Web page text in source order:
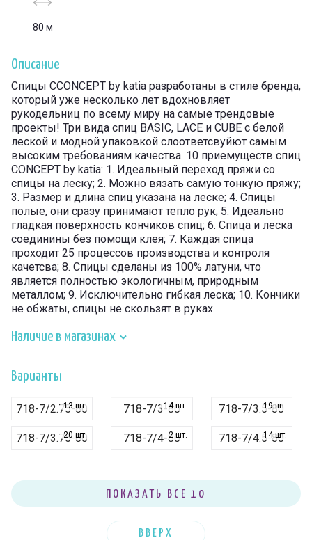
80 м
Описание
Спицы CCONCEPT by katia разработаны в стиле бренда,
который уже несколько лет вдохновляет
рукодельниц по всему миру на самые трендовые
проекты! Три вида спиц BASIC, LACE и CUBE с белой
леской и модной упаковкой слоответсвуйют самым
высоким требованиям качества. 10 приемуществ спиц
CONCEPT by katia: 1. Идеальный переход пряжи со
спицы на леску; 2. Можно вязать самую тонкую пряжу;
3. Размер и длина спиц указана на леске; 4. Спицы
полые, они сразу принимают тепло рук; 5. Идеально
гладкая поверхность кончиков спиц; 6. Спица и леска
соединины без помощи клея; 7. Каждая спица
проходит 25 процессов производства и контроля
качетсва; 8. Спицы сделаны из 100% латуни, что
является полностью экологичным, природным
металлом; 9. Исключительно гибкая леска; 10. Кончики
не обжаты, спицы не скользят в руках.
Наличие в магазинах
Варианты
13 шт.
718-7/2.75-80 14 шт.
718-7/3-80 19 шт.
718-7/3.5-80
20 шт.
718-7/3.75-80 2 шт.
718-7/4-80 14 шт.
718-7/4.5-80
ПОКАЗАТЬ ВСЕ 10
ВВЕРХ